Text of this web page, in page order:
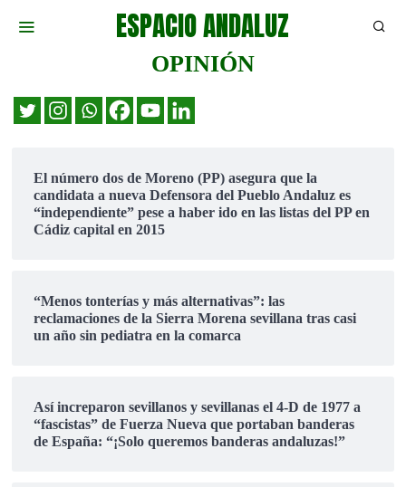
ESPACIO ANDALUZ
OPINIÓN
El número dos de Moreno (PP) asegura que la
candidata a nueva Defensora del Pueblo Andaluz es
“independiente” pese a haber ido en las listas del PP en
Cádiz capital en 2015
“Menos tonterías y más alternativas”: las
reclamaciones de la Sierra Morena sevillana tras casi
un año sin pediatra en la comarca
Así increparon sevillanos y sevillanas el 4-D de 1977 a
“fascistas” de Fuerza Nueva que portaban banderas
de España: “¡Solo queremos banderas andaluzas!”